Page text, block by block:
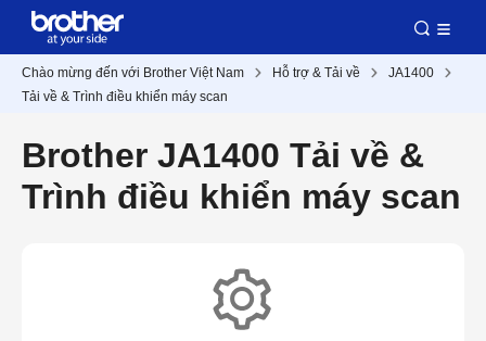
Chào mừng đến với Brother Việt Nam Hỗ trợ & Tải về
JA1400
Tải về & Trình điều khiển máy scan
Brother JA1400 Tải về &
Trình điều khiển máy scan